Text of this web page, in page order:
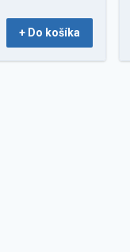
+ Do košíka